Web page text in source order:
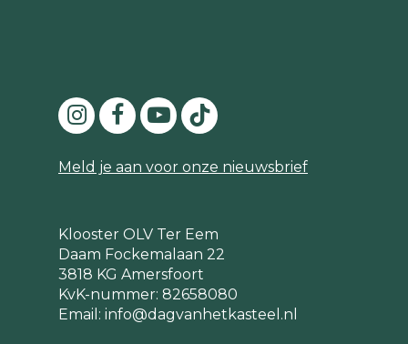
Meld je aan voor onze nieuwsbrief
Klooster OLV Ter Eem
Daam Fockemalaan 22
3818 KG Amersfoort
KvK-nummer: 82658080
Email: info@dagvanhetkasteel.nl